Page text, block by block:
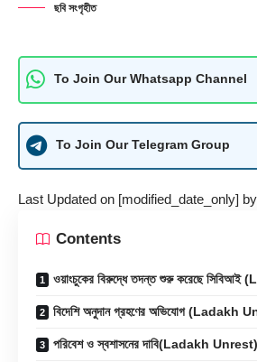
ছবি সংগৃহীত
To Join Our Whatsapp Channel
To Join Our Telegram Group
Last Updated on [modified_date_only] by
Contents
ওয়াংচুকের বিরুদ্ধে তদন্ত শুরু করেছে
বিদেশি অনুদান গ্রহণের অভিযোগ (Ladakh
পরিবেশ ও স্বশাসনের দাবি(Ladakh Unrest)